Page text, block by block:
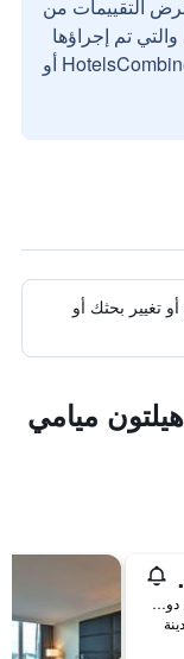
التقييمات من
تم إجراؤها
بواسطة مستخدمين حقيقيين مع HotelsCombined أو
تغيير بحثك أو
ميامي
4400 NW 87th Avenue, دورال, FL, الولايات المتحدة الأميريكية